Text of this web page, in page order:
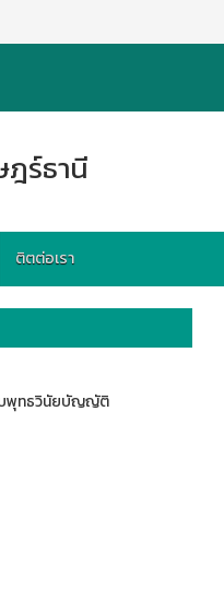
ฎร์ธานี
ติตต่อเรา
บพุทธวินัยบัญญัติ